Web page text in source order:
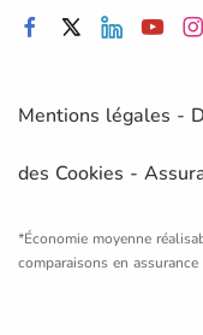
Mentions légales -
des Cookies -
*Économie moyenne
comparaisons en